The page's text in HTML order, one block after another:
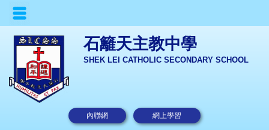
石籬天主教中學
SHEK LEI CATHOLIC SECONDARY SCHOOL
內聯網 網上學習